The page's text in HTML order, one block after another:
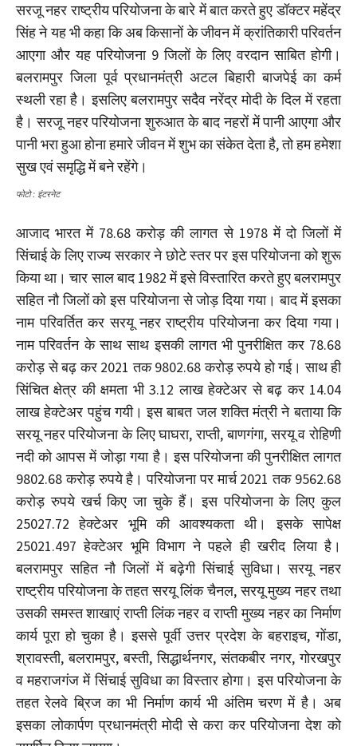
सरजू नहर राष्ट्रीय परियोजना के बारे में बात करते हुए डॉक्टर महेंद्र
सिंह ने यह भी कहा कि अब किसानों के जीवन में क्रांतिकारी परिवर्तन
आएगा और यह परियोजना 9 जिलों के लिए वरदान साबित होगी।
बलरामपुर जिला पूर्व प्रधानमंत्री अटल बिहारी बाजपेई का कर्म
स्थली रहा है। इसलिए बलरामपुर सदैव नरेंद्र मोदी के दिल में रहता
है। सरजू नहर परियोजना शुरुआत के बाद नहरों में पानी आएगा और
पानी भरा हुआ होना हमारे जीवन में शुभ का संकेत देता है, तो हम हमेशा
सुख एवं समृद्धि में बने रहेंगे।
फोटो : इंटरनेट
आजाद भारत में 78.68 करोड़ की लागत से 1978 में दो जिलों में
सिंचाई के लिए राज्य सरकार ने छोटे स्तर पर इस परियोजना को शुरू
किया था। चार साल बाद 1982 में इसे विस्तारित करते हुए बलरामपुर
सहित नौ जिलों को इस परियोजना से जोड़ दिया गया। बाद में इसका
नाम परिवर्तित कर सरयू नहर राष्ट्रीय परियोजना कर दिया गया।
नाम परिवर्तन के साथ साथ इसकी लागत भी पुनरीक्षित कर 78.68
करोड़ से बढ़ कर 2021 तक 9802.68 करोड़ रुपये हो गई। साथ ही
सिंचित क्षेत्र की क्षमता भी 3.12 लाख हेक्टेअर से बढ़ कर 14.04
लाख हेक्टेअर पहुंच गयी। इस बाबत जल शक्ति मंत्री ने बताया कि
सरयू नहर परियोजना के लिए घाघरा, राप्ती, बाणगंगा, सरयू व रोहिणी
नदी को आपस में जोड़ा गया है। इस परियोजना की पुनरीक्षित लागत
9802.68 करोड़ रुपये है। परियोजना पर मार्च 2021 तक 9562.68
करोड़ रुपये खर्च किए जा चुके हैं। इस परियोजना के लिए कुल
25027.72 हेक्टेअर भूमि की आवश्यकता थी। इसके सापेक्ष
25021.497 हेक्टेअर भूमि विभाग ने पहले ही खरीद लिया है।
बलरामपुर सहित नौ जिलों में बढ़ेगी सिंचाई सुविधा। सरयू नहर
राष्ट्रीय परियोजना के तहत सरयू लिंक चैनल, सरयू मुख्य नहर तथा
उसकी समस्त शाखाएं राप्ती लिंक नहर व राप्ती मुख्य नहर का निर्माण
कार्य पूरा हो चुका है। इससे पूर्वी उत्तर प्रदेश के बहराइच, गोंडा,
श्रावस्ती, बलरामपुर, बस्ती, सिद्धार्थनगर, संतकबीर नगर, गोरखपुर
व महराजगंज में सिंचाई सुविधा का विस्तार होगा। इस परियोजना के
तहत रेलवे ब्रिज का भी निर्माण कार्य भी अंतिम चरण में है। अब
इसका लोकार्पण प्रधानमंत्री मोदी से करा कर परियोजना देश को